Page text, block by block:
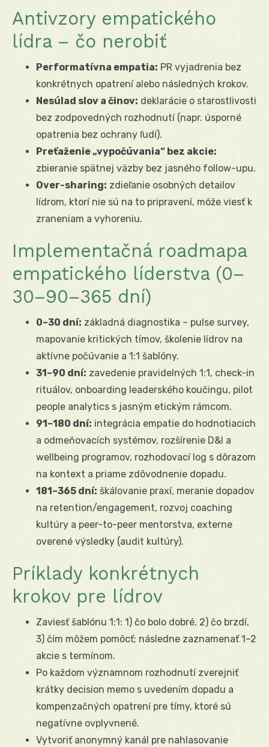
Antivzory empatického
lídra – čo nerobiť
Performatívna empatia: PR vyjadrenia bez
konkrétnych opatrení alebo následných krokov.
Nesúlad slov a činov: deklarácie o starostlivosti
bez zodpovedných rozhodnutí (napr. úsporné
opatrenia bez ochrany ľudí).
Preťaženie „vypočúvania“ bez akcie:
zbieranie spätnej väzby bez jasného follow-upu.
Over-sharing: zdieľanie osobných detailov
lídrom, ktorí nie sú na to pripravení, môže viesť k
zraneniam a vyhoreniu.
Implementačná roadmapa
empatického líderstva (0–
30–90–365 dní)
0–30 dní: základná diagnostika – pulse survey,
mapovanie kritických tímov, školenie lídrov na
aktívne počúvanie a 1:1 šablóny.
31–90 dní: zavedenie pravidelných 1:1, check-in
rituálov, onboarding leaderského koučingu, pilot
people analytics s jasným etickým rámcom.
91–180 dní: integrácia empatie do hodnotiacich
a odmeňovacích systémov, rozšírenie D&I a
wellbeing programov, rozhodovací log s dôrazom
na kontext a priame zdôvodnenie dopadu.
181–365 dní: škálovanie praxí, meranie dopadov
na retention/engagement, rozvoj coaching
kultúry a peer-to-peer mentorstva, externe
overené výsledky (audit kultúry).
Príklady konkrétnych
krokov pre lídrov
Zaviesť šablónu 1:1: 1) čo bolo dobré, 2) čo brzdí,
3) čím môžem pomôcť; následne zaznamenať 1–2
akcie s termínom.
Po každom významnom rozhodnutí zverejniť
krátky decision memo s uvedením dopadu a
kompenzačných opatrení pre tímy, ktoré sú
negatívne ovplyvnené.
Vytvoriť anonymný kanál pre nahlasovanie